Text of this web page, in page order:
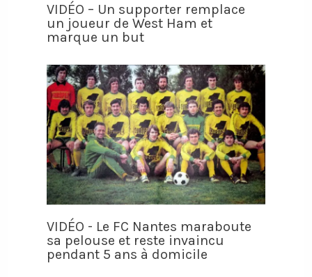
VIDÉO – Un supporter remplace
un joueur de West Ham et
marque un but
VIDÉO - Le FC Nantes maraboute
sa pelouse et reste invaincu
pendant 5 ans à domicile